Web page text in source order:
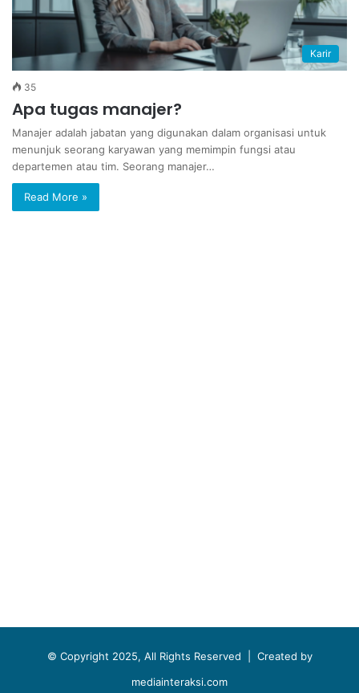
Karir
35
Apa tugas manajer?
Manajer adalah jabatan yang digunakan dalam organisasi untuk
menunjuk seorang karyawan yang memimpin fungsi atau
departemen atau tim. Seorang manajer…
Read More »
© Copyright 2025, All Rights Reserved | Created by
mediainteraksi.com